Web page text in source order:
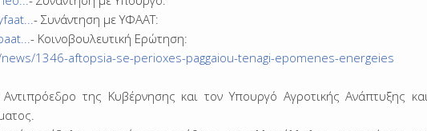
- Συνάντηση με ΥΦΑΑΤ:
- Κοινοβουλευτική Ερώτηση:
1346-aftopsia-se-perioxes-paggaiou-tenagi-epomenes-energeies
της Κυβέρνησης και τον Υπουργό Αγροτικής Ανάπτυξης και